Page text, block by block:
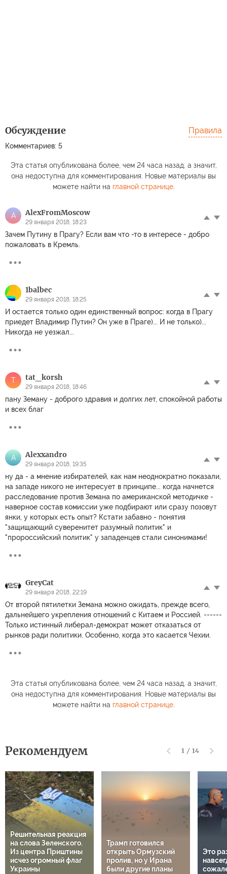
Обсуждение
Комментариев: 5
Правила
Эта статья опубликована более, чем 24 часа назад, а значит,
она недоступна для комментирования. Новые материалы вы
можете найти на главной странице.
A AlexFromMoscow
29 января 2018, 18:23
Зачем Путину в Прагу? Если вам что -то в интересе - добро
пожаловать в Кремль.
1balbec
29 января 2018, 18:25
И остается только один единственный вопрос: когда в Прагу
приедет Владимир Путин? Он уже в Праге)... И не только)...
Никогда не уезжал...
T tat_korsh
29 января 2018, 18:46
пану Земану - доброго здравия и долгих лет, спокойной работы
и всех благ
A Alexxandro
29 января 2018, 19:35
ну да - а мнение избирателей, как нам неоднократно показали,
на западе никого не интересует в принципе... когда начнется
расследование против Земана по американской методичке -
наверное состав комиссии уже подбирают или сразу позовут
янки, у которых есть опыт? Кстати забавно - понятия
"защищающий суверенитет разумный политик" и
"пророссийский политик" у западенцев стали синонимами!
GreyCat
29 января 2018, 22:19
От второй пятилетки Земана можно ожидать, прежде всего,
дальнейшего укрепления отношений с Китаем и Россией. ------
Только истинный либерал-демократ может отказаться от
рынков ради политики. Особенно, когда это касается Чехии.
Эта статья опубликована более, чем 24 часа назад, а значит,
она недоступна для комментирования. Новые материалы вы
можете найти на главной странице.
Рекомендуем 1 / 14
Решительная реакция
на слова Зеленского.
Из центра Приштины
исчез огромный флаг
Украины
Трамп готовился
открыть Ормузский
пролив, но у Ирана
были другие планы
Это